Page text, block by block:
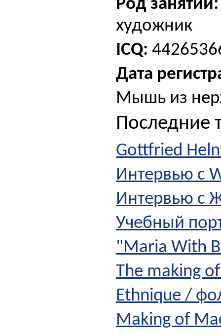
Род занятий:
художник
ICQ:
Дата
Мышь из
Последние
Gottfried
Интервью с
Интервью с
Учебный
"Maria With
The making
Ethnique /
Making of